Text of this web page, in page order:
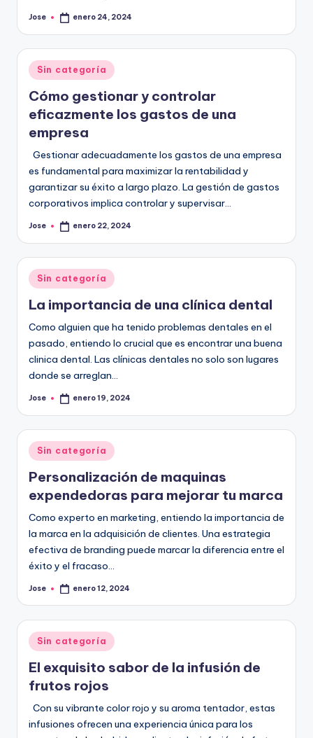
Publicado
Jose enero 24, 2024
Publicado
en
Sin categoría
Cómo gestionar y controlar
eficazmente los gastos de una
empresa
Gestionar adecuadamente los gastos de una empresa
es fundamental para maximizar la rentabilidad y
garantizar su éxito a largo plazo. La gestión de gastos
corporativos implica controlar y supervisar…
Publicado
Jose enero 22, 2024
Publicado
en
Sin categoría
La importancia de una clínica dental
Como alguien que ha tenido problemas dentales en el
pasado, entiendo lo crucial que es encontrar una buena
clinica dental. Las clínicas dentales no solo son lugares
donde se arreglan…
Publicado
Jose enero 19, 2024
Publicado
en
Sin categoría
Personalización de maquinas
expendedoras para mejorar tu marca
Como experto en marketing, entiendo la importancia de
la marca en la adquisición de clientes. Una estrategia
efectiva de branding puede marcar la diferencia entre el
éxito y el fracaso…
Publicado
Jose enero 12, 2024
Publicado
en
Sin categoría
El exquisito sabor de la infusión de
frutos rojos
Con su vibrante color rojo y su aroma tentador, estas
infusiones ofrecen una experiencia única para los